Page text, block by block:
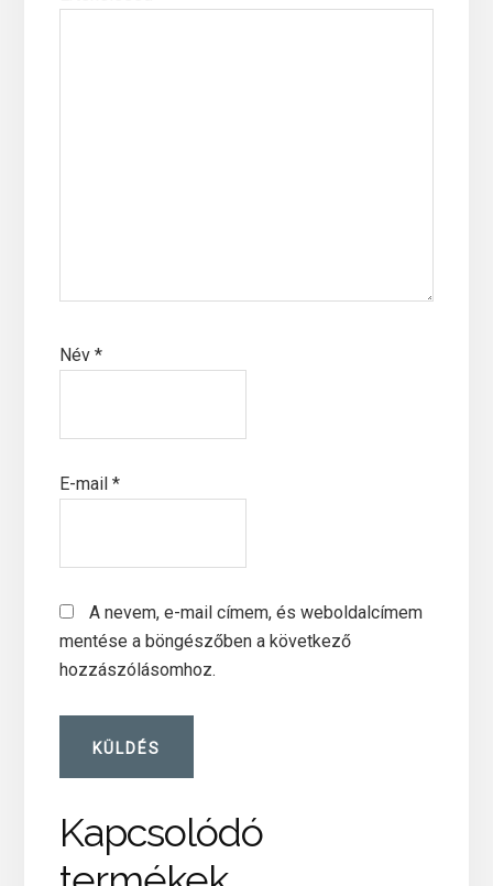
Név *
E-mail *
A nevem, e-mail címem, és weboldalcímem
mentése a böngészőben a következő
hozzászólásomhoz.
Kapcsolódó